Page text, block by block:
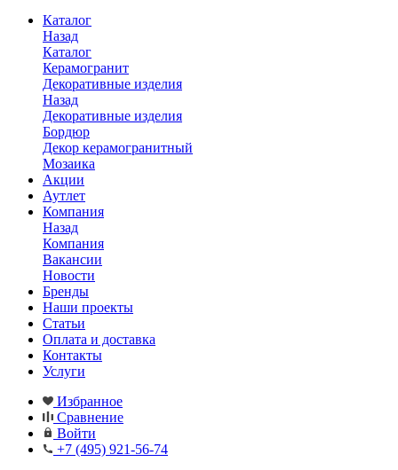
Каталог
Назад
Каталог
Керамогранит
Декоративные изделия
Назад
Декоративные изделия
Бордюр
Декор керамогранитный
Мозаика
Акции
Аутлет
Компания
Назад
Компания
Вакансии
Новости
Бренды
Наши проекты
Статьи
Оплата и доставка
Контакты
Услуги
Избранное
Сравнение
Войти
+7 (495) 921-56-74